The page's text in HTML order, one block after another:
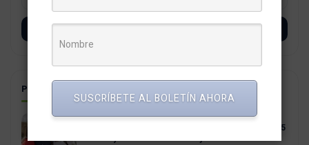
POSTS RELACIONADOS
Turismo el 1 de Mayo: feriado largo moverá US$135
millones y casi un millón de viajeros en Perú
SUSCRÍBETE AL BOLETÍN AHORA